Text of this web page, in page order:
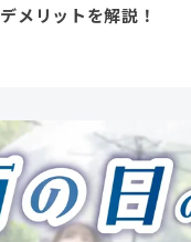
メリットを解説！